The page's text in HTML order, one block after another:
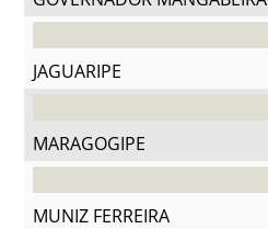
JAGUARIPE
MARAGOGIPE
MUNIZ FERREIRA